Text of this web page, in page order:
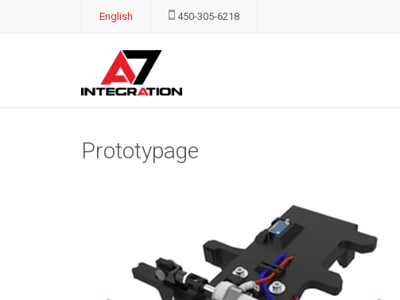
English 450-305-6218
Prototypage